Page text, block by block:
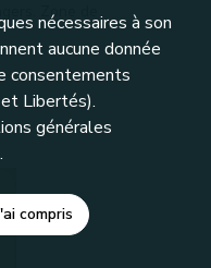
Zone de
nécessaires à son
aucune donnée
consentements
Libertés).
générales
compris